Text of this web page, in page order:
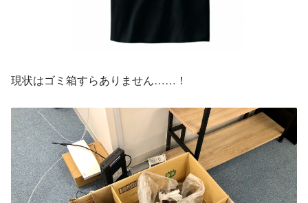
現状はゴミ箱すらありません……！